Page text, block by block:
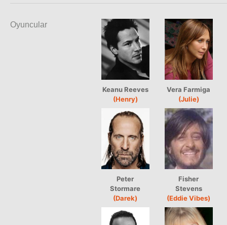
Oyuncular
Keanu Reeves
(Henry)
Vera Farmiga
(Julie)
Peter
Stormare
(Darek)
Fisher
Stevens
(Eddie Vibes)